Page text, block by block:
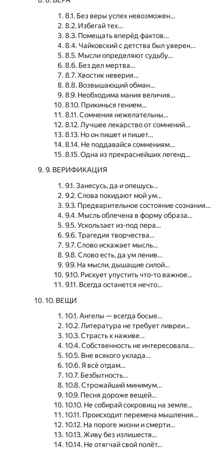
8.1. Без веры успех невозможен…
8.2. Избегай тех…
8.3. Помещать вперёд фактов…
8.4. Чайковский с детства был уверен…
8.5. Мысли определяют судьбу…
8.6. Без дел мертва…
8.7. Хвостик неверия…
8.8. Возвышающий обман…
8.9. Необходима мания величия…
8.10. Прикинься гением…
8.11. Сомнения нежелательны…
8.12. Лучшее лекарство от сомнений…
8.13. Но он пишет и пишет…
8.14. Не поддавайся сомнениям…
8.15. Одна из прекраснейших легенд…
9. ВЕРИФИКАЦИЯ
9.1. Занесусь, да и опешусь…
9.2. Слова покидают мой ум…
9.3. Предварительное состояние сознания…
9.4. Мысль облечена в форму образа…
9.5. Ускользает из-под пера…
9.6. Трагедия творчества…
9.7. Слово искажает мысль…
9.8. Слово есть, да ум ленив…
9.9. На мысли, дышащие силой…
9.10. Рискует упустить что-то важное…
9.11. Всегда останется нечто…
10. ВЕЩИ
10.1. Ангелы — всегда босые…
10.2. Литература не требует ливреи…
10.3. Страсть к наживе…
10.4. Собственность не интересовала…
10.5. Вне всякого уклада…
10.6. Я всё отдам…
10.7. Безбытность…
10.8. Строжайший минимум…
10.9. Песня дороже вещей…
10.10. Не собирай сокровищ на земле…
10.11. Происходит перемена мышления…
10.12. На пороге жизни и смерти…
10.13. Живу без излишеств…
10.14. Не отягчай свой полёт…